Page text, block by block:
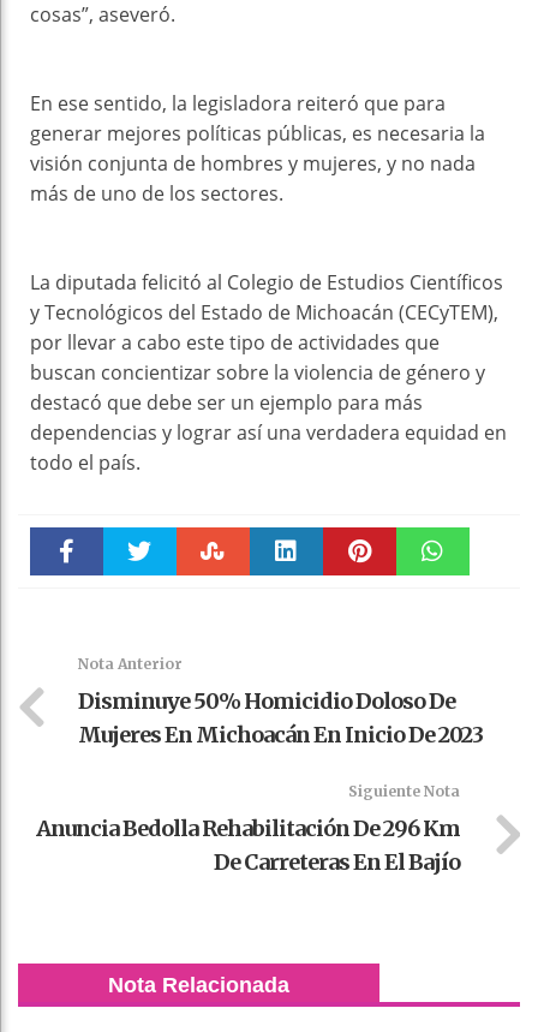
cosas”, aseveró.
En ese sentido, la legisladora reiteró que para
generar mejores políticas públicas, es necesaria la
visión conjunta de hombres y mujeres, y no nada
más de uno de los sectores.
La diputada felicitó al Colegio de Estudios Científicos
y Tecnológicos del Estado de Michoacán (CECyTEM),
por llevar a cabo este tipo de actividades que
buscan concientizar sobre la violencia de género y
destacó que debe ser un ejemplo para más
dependencias y lograr así una verdadera equidad en
todo el país.
Nota Anterior
Disminuye 50% Homicidio Doloso De
Mujeres En Michoacán En Inicio De 2023
Siguiente Nota
Anuncia Bedolla Rehabilitación De 296 Km
De Carreteras En El Bajío
Nota Relacionada